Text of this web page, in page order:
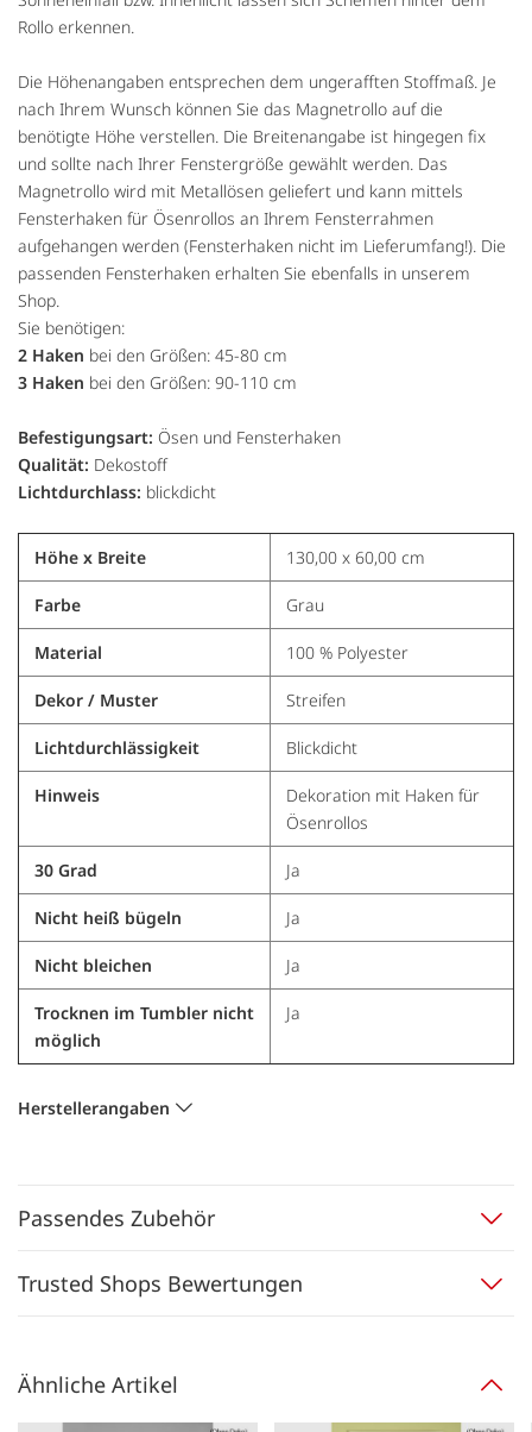
Rollo erkennen.
Die Höhenangaben entsprechen dem ungerafften Stoffmaß. Je
nach Ihrem Wunsch können Sie das Magnetrollo auf die
benötigte Höhe verstellen. Die Breitenangabe ist hingegen fix
und sollte nach Ihrer Fenstergröße gewählt werden. Das
Magnetrollo wird mit Metallösen geliefert und kann mittels
Fensterhaken für Ösenrollos an Ihrem Fensterrahmen
aufgehangen werden (Fensterhaken nicht im Lieferumfang!). Die
passenden Fensterhaken erhalten Sie ebenfalls in unserem
Shop.
Sie benötigen:
2 Haken bei den Größen: 45-80 cm
3 Haken bei den Größen: 90-110 cm
Befestigungsart: Ösen und Fensterhaken
Qualität: Dekostoff
Lichtdurchlass: blickdicht
Höhe x Breite 130,00 x 60,00 cm
Farbe Grau
Material 100 % Polyester
Dekor / Muster Streifen
Lichtdurchlässigkeit Blickdicht
Hinweis
Dekoration mit Haken für
Ösenrollos
30 Grad Ja
Nicht heiß bügeln Ja
Nicht bleichen Ja
Trocknen im Tumbler nicht
möglich
Ja
Herstellerangaben
Passendes Zubehör
Trusted Shops Bewertungen
Ähnliche Artikel